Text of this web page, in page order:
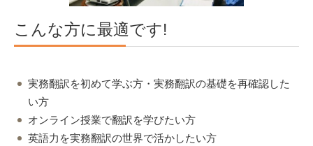
こんな方に最適です!
実務翻訳を初めて学ぶ方・実務翻訳の基礎を再確認した
い方
オンライン授業で翻訳を学びたい方
英語力を実務翻訳の世界で活かしたい方